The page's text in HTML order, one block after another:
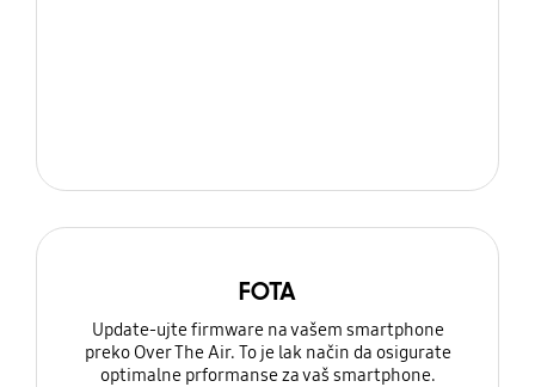
FOTA
Update-ujte firmware na vašem smartphone
preko Over The Air. To je lak način da osigurate
optimalne prformanse za vaš smartphone.